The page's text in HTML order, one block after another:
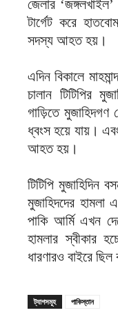
জেলার
টার্গেট করে
সদস্য আহত হয়।
এদিন বিকালে
চালান টিটিপির
গাড়িতে মুজাহিদগণ
ধ্বংস হয়ে যায়।
আহত হয়।
টিটিপি মুজাহিদিন
মুজাহিদদের হামলা
পাকি আর্মি এখন
হামলার স্বীকার
ধারণারও বাইরে
ট্যাগসমূহ পাকিস্তান